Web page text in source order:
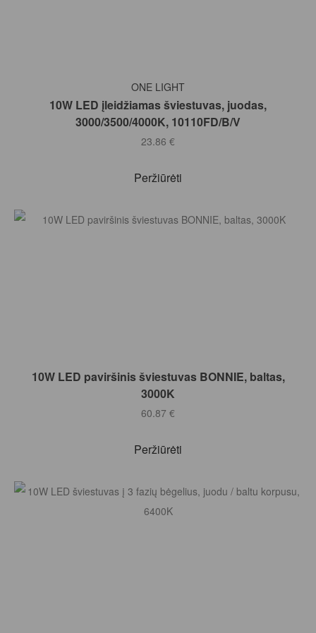
ONE LIGHT
10W LED įleidžiamas šviestuvas, juodas,
3000/3500/4000K, 10110FD/B/V
23.86 €
Peržiūrėti
Į KREPŠELĮ
10W LED paviršinis šviestuvas BONNIE, baltas,
3000K
60.87 €
Peržiūrėti